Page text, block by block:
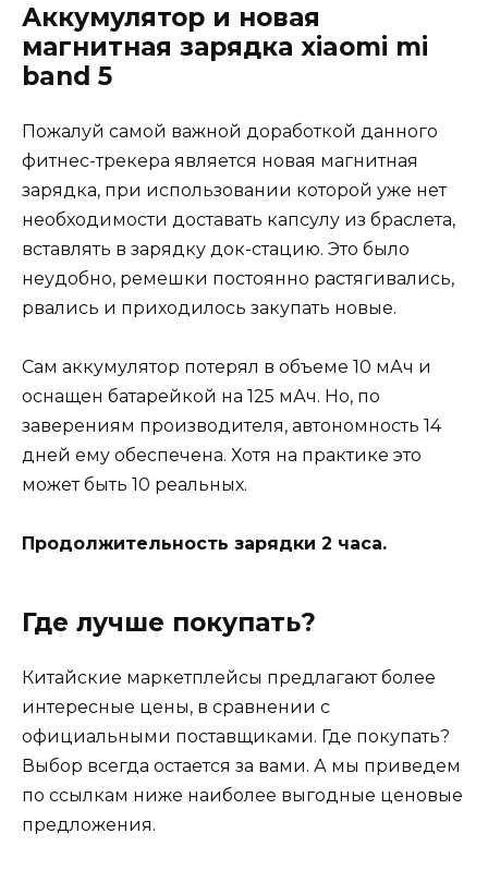
Аккумулятор и новая
магнитная зарядка xiaomi mi
band 5
Пожалуй самой важной доработкой данного
фитнес-трекера является новая магнитная
зарядка, при использовании которой уже нет
необходимости доставать капсулу из браслета,
вставлять в зарядку док-стацию. Это было
неудобно, ремешки постоянно растягивались,
рвались и приходилось закупать новые.
Сам аккумулятор потерял в объеме 10 мАч и
оснащен батарейкой на 125 мАч. Но, по
заверениям производителя, автономность 14
дней ему обеспечена. Хотя на практике это
может быть 10 реальных.
Продолжительность зарядки 2 часа.
Где лучше покупать?
Китайские маркетплейсы предлагают более
интересные цены, в сравнении с
официальными поставщиками. Где покупать?
Выбор всегда остается за вами. А мы приведем
по ссылкам ниже наиболее выгодные ценовые
предложения.